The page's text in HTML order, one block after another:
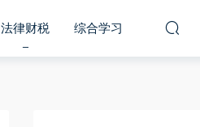
法律财税 综合学习